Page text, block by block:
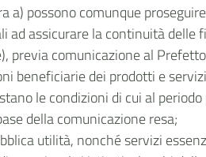
possono comunque
assicurare la continuità
previa comunicazione al
beneficiarie dei prodotti e
le condizioni di cui al
della comunicazione resa;
utilità, nonché servizi